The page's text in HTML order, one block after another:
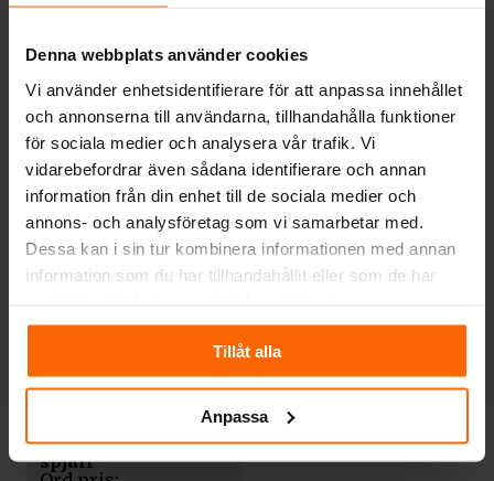
Denna webbplats använder cookies
Vi använder enhetsidentifierare för att anpassa innehållet
och annonserna till användarna, tillhandahålla funktioner
för sociala medier och analysera vår trafik. Vi
vidarebefordrar även sådana identifierare och annan
information från din enhet till de sociala medier och
annons- och analysföretag som vi samarbetar med.
Dessa kan i sin tur kombinera informationen med annan
information som du har tillhandahållit eller som de har
Tillåt alla
Anpassa
TILLBEHÖR
Golvplåt 850 x 1100
mm
1 990kr
Hällförlängare HVA
26 vedspis
2 100kr
extern tilluft med
spjäll